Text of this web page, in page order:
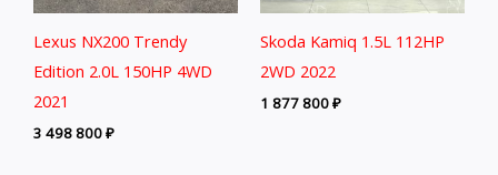
Lexus NX200 Trendy
Edition 2.0L 150HP 4WD
2021
3 498 800₽
Skoda Kamiq 1.5L 112HP
2WD 2022
1 877 800₽